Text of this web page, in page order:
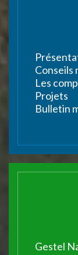
Conseils
Les
Projets
Bulletin
Gestel